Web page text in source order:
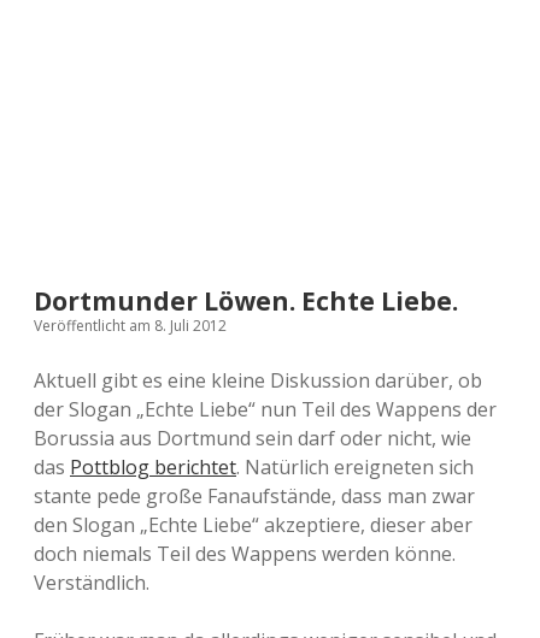
Dortmunder Löwen. Echte Liebe.
Veröffentlicht am 8. Juli 2012
Aktuell gibt es eine kleine Diskussion darüber, ob
der Slogan „Echte Liebe“ nun Teil des Wappens der
Borussia aus Dortmund sein darf oder nicht, wie
das Pottblog berichtet. Natürlich ereigneten sich
stante pede große Fanaufstände, dass man zwar
den Slogan „Echte Liebe“ akzeptiere, dieser aber
doch niemals Teil des Wappens werden könne.
Verständlich.